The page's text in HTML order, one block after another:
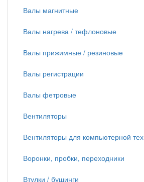
Валы магнитные
Валы нагрева / тефлоновые
Валы прижимные / резиновые
Валы регистрации
Валы фетровые
Вентиляторы
Вентиляторы для компьютерной тех
Воронки, пробки, переходники
Втулки / бушинги